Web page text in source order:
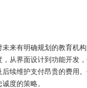
来有明确规划的教育机
从界面设计到功能开发
续维护支付昂贵的费用
度的策略。